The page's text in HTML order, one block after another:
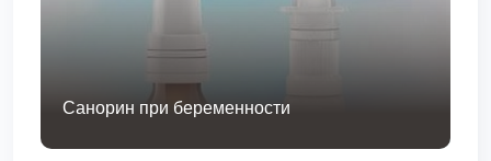
Санорин при беременности